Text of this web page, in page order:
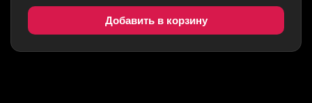
Добавить в корзину